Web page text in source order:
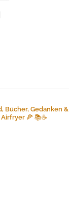
Bücher, Gedanken &
🍕 📚☕️